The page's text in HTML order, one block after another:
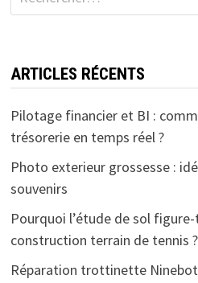
ARTICLES RÉCENTS
Pilotage financier et BI :
trésorerie en temps réel ?
Photo exterieur grossesse :
souvenirs
Pourquoi l’étude de sol
construction terrain de tennis ?
Réparation trottinette